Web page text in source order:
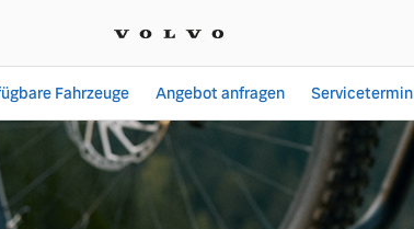
Liebhaber
Fahrzeuge Angebot anfragen Servicetermin